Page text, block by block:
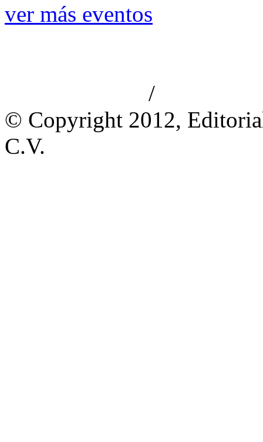
ver más eventos
/
© Copyright 2012,
C.V.